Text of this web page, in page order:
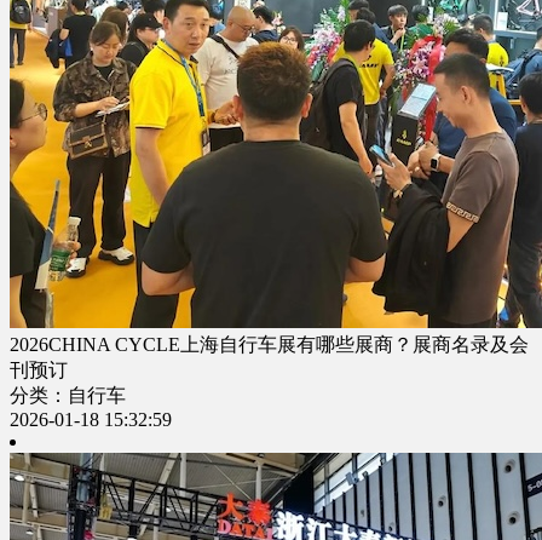
2026CHINA CYCLE上海自行车展有哪些展商？展商名录及会
刊预订
分类：自行车
2026-01-18 15:32:59